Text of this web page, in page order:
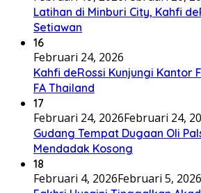
Latihan di Minburi City, Kahfi
Setiawan
16
Februari 24, 2026
Kahfi deRossi Kunjungi Kantor
FA Thailand
17
Februari 24, 2026Februari 24,
Gudang Tempat Dugaan Oli
Mendadak Kosong
18
Februari 4, 2026Februari 5, 2026